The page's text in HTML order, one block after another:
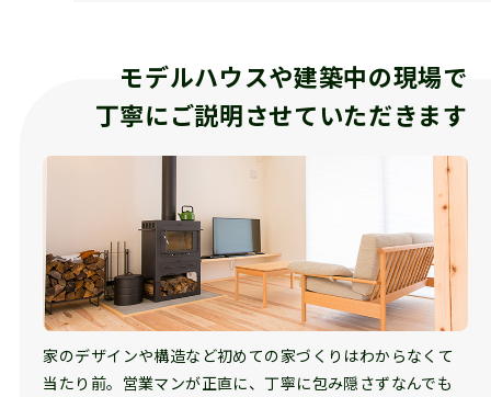
モデルハウスや建築中の現場で
丁寧にご説明させていただきます
家のデザインや構造など初めての家づくりはわからなくて
当たり前。営業マンが正直に、丁寧に包み隠さずなんでも